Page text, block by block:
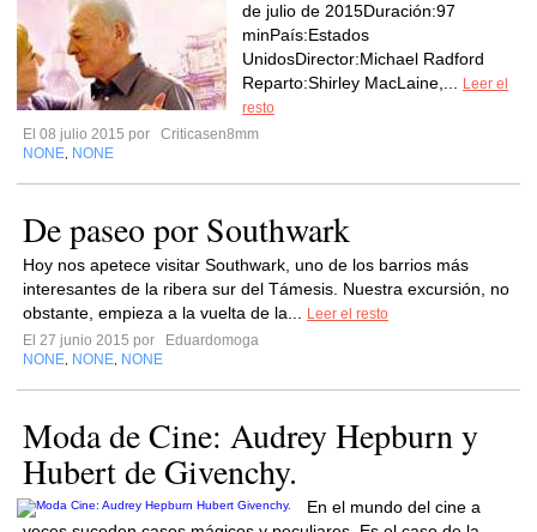
de julio de 2015Duración:97
minPaís:Estados
UnidosDirector:Michael Radford
Reparto:Shirley MacLaine,...
Leer el
resto
El 08 julio 2015 por
Criticasen8mm
NONE NONE
De paseo por Southwark
Hoy nos apetece visitar Southwark, uno de los barrios más
interesantes de la ribera sur del Támesis. Nuestra excursión, no
obstante, empieza a la vuelta de la...
Leer el resto
El 27 junio 2015 por
Eduardomoga
NONE NONE NONE
Moda de Cine: Audrey Hepburn y
Hubert de Givenchy.
En el mundo del cine a